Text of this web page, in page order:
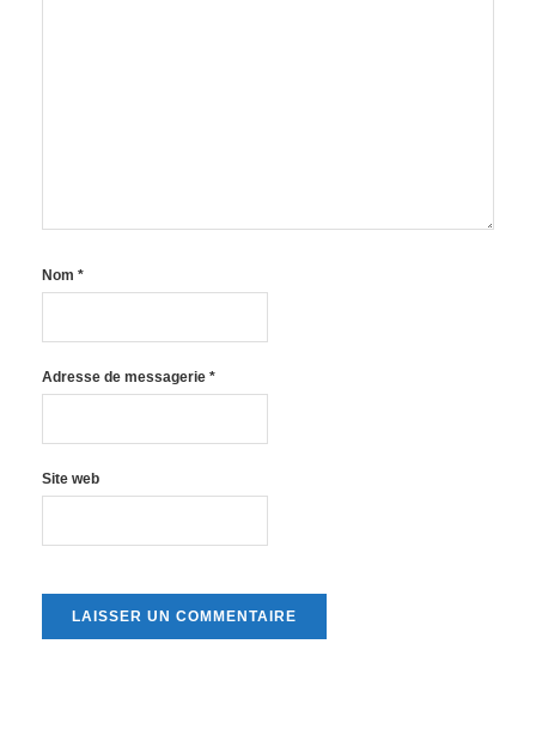
Nom *
Adresse de messagerie *
Site web